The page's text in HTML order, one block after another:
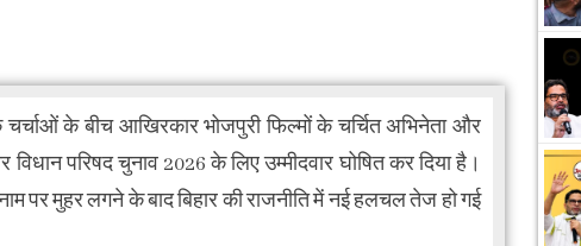
चर्चाओं के बीच आखिरकार भोजपुरी फिल्मों के चर्चित अभिनेता और
परिषद चुनाव 2026 के लिए उम्मीदवार घोषित कर दिया है।
पर मुहर लगने के बाद बिहार की राजनीति में नई हलचल तेज हो गई